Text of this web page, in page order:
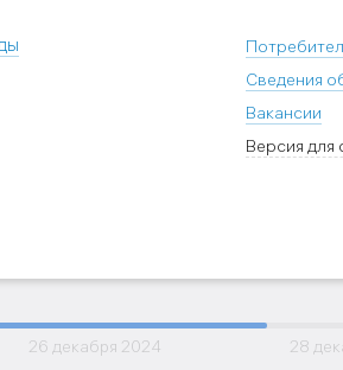
Сведения
Вакансии
Версия для
26 декабря 2024
28